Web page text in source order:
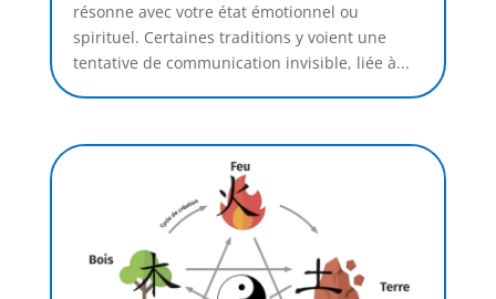
résonne avec votre état émotionnel ou
spirituel. Certaines traditions y voient une
tentative de communication invisible, liée à...